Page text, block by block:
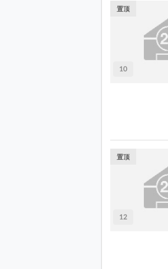
10
置顶
12
置顶